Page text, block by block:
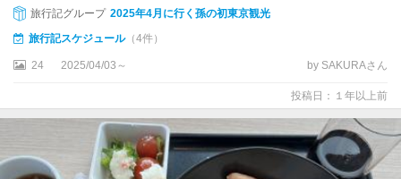
旅行記グループ 2025年4月に行く孫の初東京観光
旅行記スケジュール（4件）
24 2025/04/03～ by SAKURAさん
投稿日：１年以上前